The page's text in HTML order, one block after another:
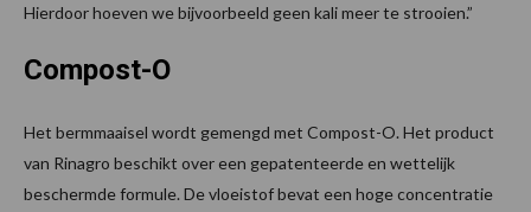
Hierdoor hoeven we bijvoorbeeld geen kali meer te strooien.”
Compost-O
Het bermmaaisel wordt gemengd met Compost-O. Het product
van Rinagro beschikt over een gepatenteerde en wettelijk
beschermde formule. De vloeistof bevat een hoge concentratie